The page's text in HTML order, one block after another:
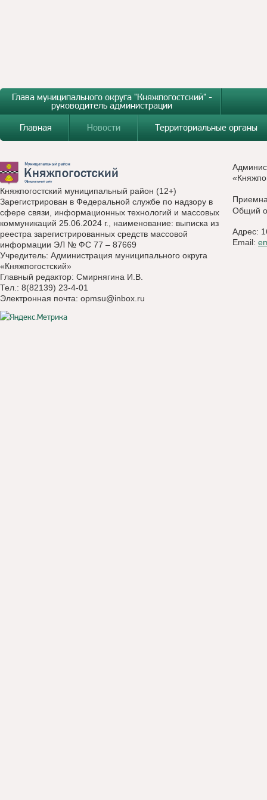
Глава муниципального округа "Княжпогостский" -
руководитель администрации
Главная
Новости Территориальные органы
Княжпогостский муниципальный район (12+)
Зарегистрирован в Федеральной службе по надзору в
сфере связи, информационных технологий и массовых
коммуникаций 25.06.2024 г., наименование: выписка из
реестра зарегистрированных средств массовой
информации ЭЛ № ФС 77 – 87669
Учредитель: Администрация муниципального округа
«Княжпогостский»
Главный редактор: Смирнягина И.В.
Тел.: 8(82139) 23-4-01
Электронная почта: opmsu@inbox.ru
Общий
Адрес:
Email: